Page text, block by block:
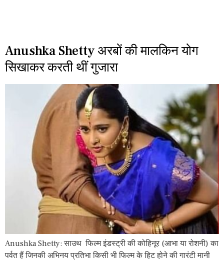
Anushka Shetty अरबों की मालकिन योग
सिखाकर करती थीं गुजारा
Anushka Shetty: साउथ फिल्म इंडस्ट्री की कोहिनूर (आभा या रोशनी) का
पर्वत हैं जिनकी अभिनय प्रतिभा किसी भी फिल्म के हिट होने की गारंटी मानी